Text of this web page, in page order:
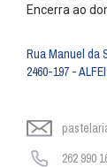
Encerra ao
Rua Manuel da
2460-197 -
262 990